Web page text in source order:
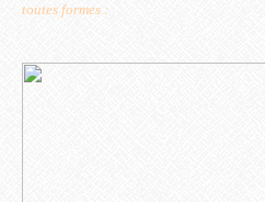
toutes formes :